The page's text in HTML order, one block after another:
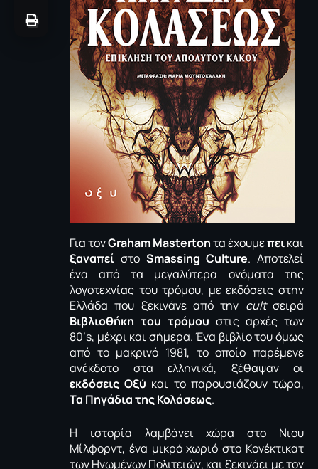
Για τονGrahamMastertonτα έχουμεπεικαι
ξαναπεί στο SmassingCulture. Αποτελεί
ένα από τα μεγαλύτερα ονόματα της
λογοτεχνίας του τρόμου, με εκδόσεις στην
Ελλάδα που ξεκινάνε από την cultσειρά
Βιβλιοθήκη του τρόμου στις αρχές των
80’s, μέχρι και σήμερα. Ένα βιβλίο του όμως
από το μακρινό 1981, το οποίο παρέμενε
ανέκδοτο στα ελληνικά, ξέθαψαν οι
εκδόσεις Οξύ και το παρουσιάζουν τώρα,
Τα Πηγάδια της Κολάσεως.
Η ιστορία λαμβάνει χώρα στο Νιου
Μίλφορντ, ένα μικρό χωριό στο Κονέκτικατ
των Ηνωμένων Πολιτειών, και ξεκινάει με τον